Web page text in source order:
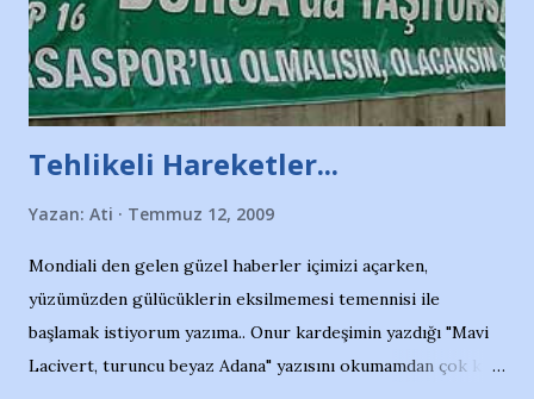
Tehlikeli Hareketler...
Yazan: Ati Temmuz 12, 2009
Mondiali den gelen güzel haberler içimizi açarken,
yüzümüzden gülücüklerin eksilmemesi temennisi ile
başlamak istiyorum yazıma.. Onur kardeşimin yazdığı "Mavi
Lacivert, turuncu beyaz Adana" yazısını okumamdan çok kısa